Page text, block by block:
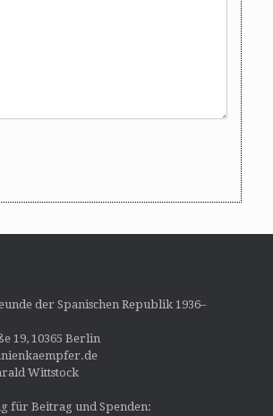
der Spanischen Republik 1936–
19, 10365 Berlin
Wittstock
für Beitrag und Spenden: